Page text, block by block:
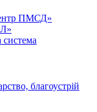
ПМСД»
система
благоустрій